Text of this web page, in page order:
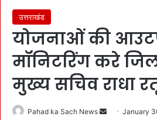
उत्तराखंड
योजनाओं की
मॉनिटरिंग करे
मुख्य सचिव राधा
Pahad ka Sach News January